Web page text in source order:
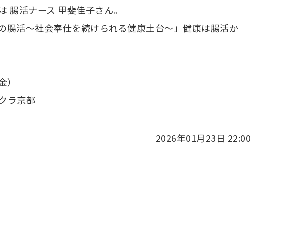
腸活ナース 甲斐佳子さん。
腸活～社会奉仕を続けられる健康土台～」健康は腸活か
ラ京都
2026年01月23日 22:00